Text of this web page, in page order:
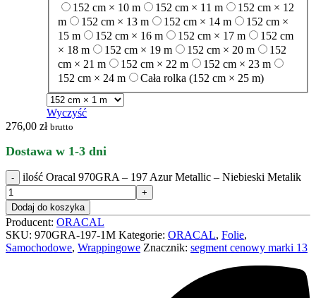
152 cm × 10 m
152 cm × 11 m
152 cm × 12
m
152 cm × 13 m 152 cm × 14 m
152 cm ×
15 m
152 cm × 16 m 152 cm × 17 m
152 cm
× 18 m
152 cm × 19 m 152 cm × 20 m
152
cm × 21 m
152 cm × 22 m
152 cm × 23 m
152 cm × 24 m
Cała rolka (152 cm × 25 m)
Wyczyść
276,00 zł brutto
Dostawa w 1-3 dni
ilość Oracal 970GRA – 197 Azur Metallic – Niebieski Metalik
Dodaj do koszyka
Producent: ORACAL
SKU: 970GRA-197-1M Kategorie: ORACAL, Folie,
Samochodowe, Wrappingowe Znacznik: segment cenowy marki 13